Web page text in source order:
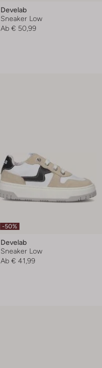
Develab
Sneaker Low
Ab € 50,99
-50%
Develab
Sneaker Low
Ab € 41,99